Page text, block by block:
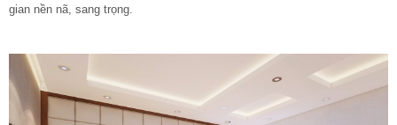
gian nền nã, sang trọng.